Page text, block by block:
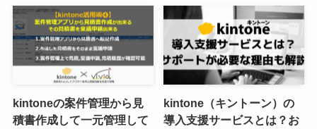
kintoneの案件管理から見
積書作成して一元管理して
kintone（キントーン）の
導入支援サービスとは？お